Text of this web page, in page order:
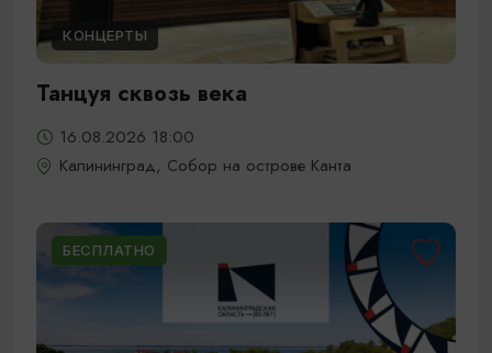
КОНЦЕРТЫ
Танцуя сквозь века
16.08.2026 18:00
Калининград, Собор на острове Канта
БЕСПЛАТНО